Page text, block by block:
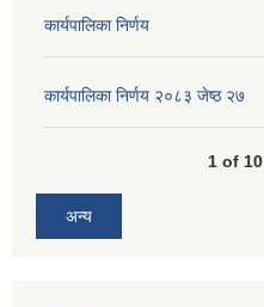
कार्यपालिका निर्णय
कार्यपालिका निर्णय २०८३ जेष्ठ २७
1 of 10
अन्य